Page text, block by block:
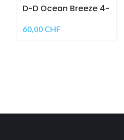
D-D Ocean Breeze 4-
60,00 CHF